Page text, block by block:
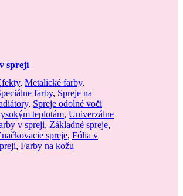
spreji
, Metalické farby,
farby, Spreje na
, Spreje odolné voči
teplotám, Univerzálne
v spreji, Základné spreje,
spreje, Fólia v
, Farby na kožu